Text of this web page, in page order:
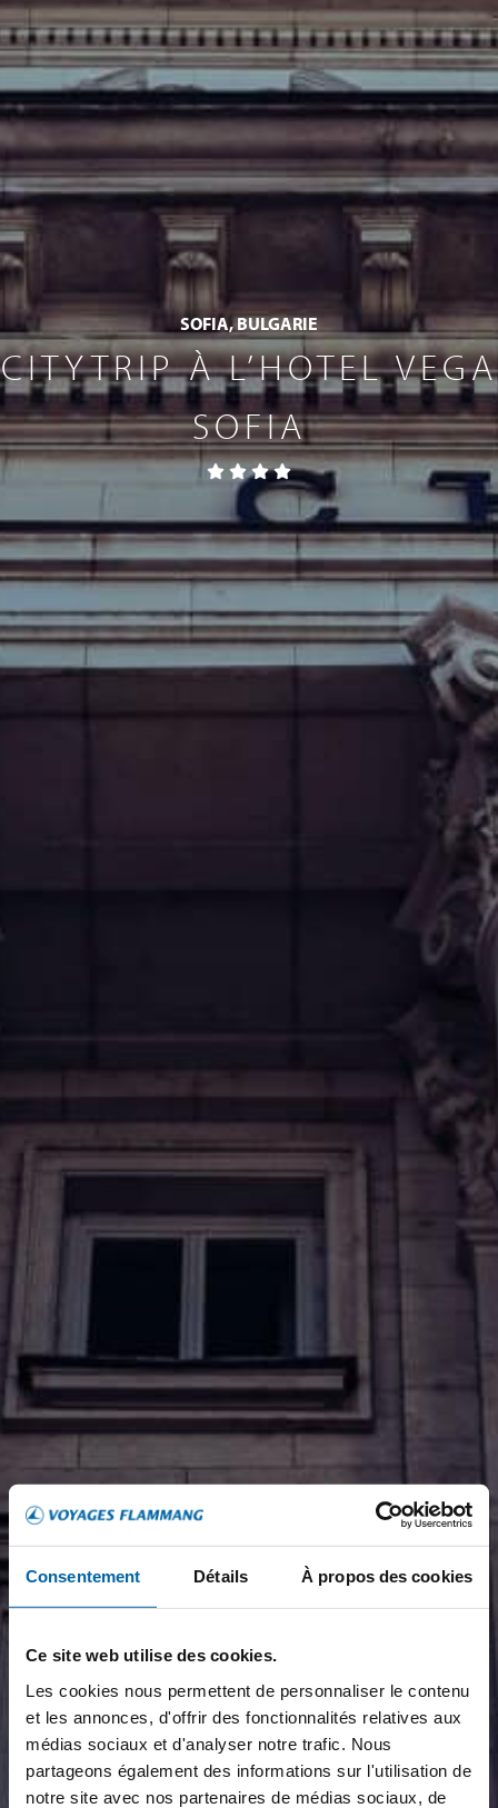
Consentement Détails À propos des cookies
Ce site web utilise des cookies.
Les cookies nous permettent de personnaliser le contenu
et les annonces, d'offrir des fonctionnalités relatives aux
médias sociaux et d'analyser notre trafic. Nous
partageons également des informations sur l'utilisation de
notre site avec nos partenaires de médias sociaux, de
SOFIA, BULGARIE
CITYTRIP À L’HOTEL VEGA
SOFIA